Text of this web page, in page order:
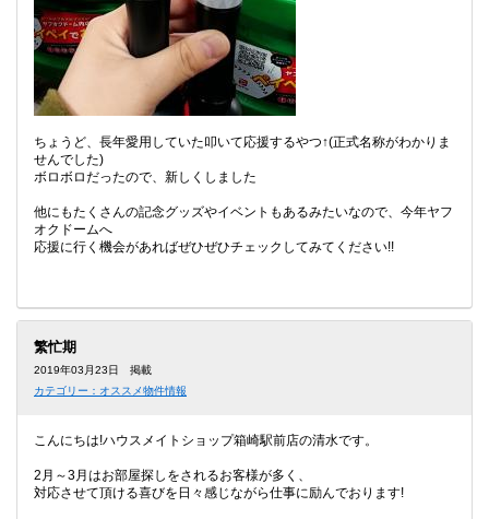
ちょうど、長年愛用していた叩いて応援するやつ↑(正式名称がわかりま
せんでした)
ボロボロだったので、新しくしました
他にもたくさんの記念グッズやイベントもあるみたいなので、今年ヤフ
オクドームへ
応援に行く機会があればぜひぜひチェックしてみてください!!
繁忙期
2019年03月23日 掲載
カテゴリー：オススメ物件情報
こんにちは!ハウスメイトショップ箱崎駅前店の清水です。
2月～3月はお部屋探しをされるお客様が多く、
対応させて頂ける喜びを日々感じながら仕事に励んでおります!